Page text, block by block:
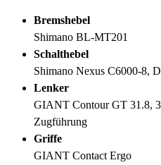
Bremshebel
Shimano BL-MT201
Schalthebel
Shimano Nexus C6000-8,
Lenker
GIANT Contour GT 31.8,
Zugführung
Griffe
GIANT Contact Ergo